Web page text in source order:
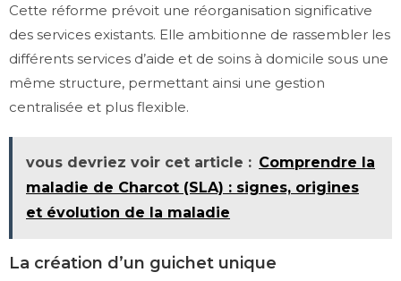
Cette réforme prévoit une réorganisation significative
des services existants. Elle ambitionne de rassembler les
différents services d’aide et de soins à domicile sous une
même structure, permettant ainsi une gestion
centralisée et plus flexible.
vous devriez voir cet article : Comprendre la
maladie de Charcot (SLA) : signes, origines
et évolution de la maladie
La création d’un guichet unique